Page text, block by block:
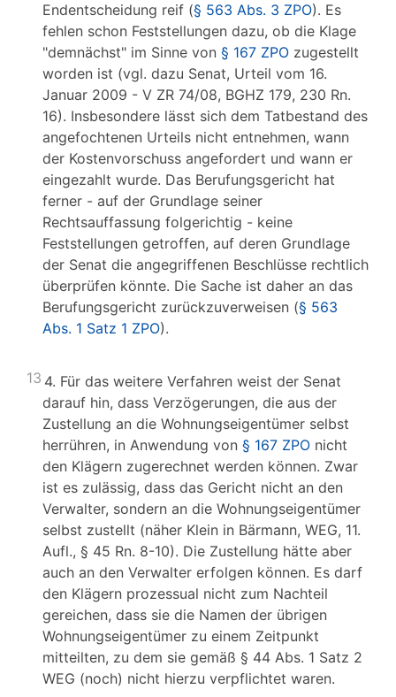
Endentscheidung reif (§ 563 Abs. 3 ZPO). Es
fehlen schon Feststellungen dazu, ob die Klage
"demnächst" im Sinne von § 167 ZPO zugestellt
worden ist (vgl. dazu Senat, Urteil vom 16.
Januar 2009 - V ZR 74/08, BGHZ 179, 230 Rn.
16). Insbesondere lässt sich dem Tatbestand des
angefochtenen Urteils nicht entnehmen, wann
der Kostenvorschuss angefordert und wann er
eingezahlt wurde. Das Berufungsgericht hat
ferner - auf der Grundlage seiner
Rechtsauffassung folgerichtig - keine
Feststellungen getroffen, auf deren Grundlage
der Senat die angegriffenen Beschlüsse rechtlich
überprüfen könnte. Die Sache ist daher an das
Berufungsgericht zurückzuverweisen (§ 563
Abs. 1 Satz 1 ZPO).
13 4. Für das weitere Verfahren weist der Senat
darauf hin, dass Verzögerungen, die aus der
Zustellung an die Wohnungseigentümer selbst
herrühren, in Anwendung von § 167 ZPO nicht
den Klägern zugerechnet werden können. Zwar
ist es zulässig, dass das Gericht nicht an den
Verwalter, sondern an die Wohnungseigentümer
selbst zustellt (näher Klein in Bärmann, WEG, 11.
Aufl., § 45 Rn. 8-10). Die Zustellung hätte aber
auch an den Verwalter erfolgen können. Es darf
den Klägern prozessual nicht zum Nachteil
gereichen, dass sie die Namen der übrigen
Wohnungseigentümer zu einem Zeitpunkt
mitteilten, zu dem sie gemäß § 44 Abs. 1 Satz 2
WEG (noch) nicht hierzu verpflichtet waren.